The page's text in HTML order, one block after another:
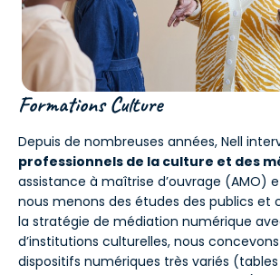
Formations Culture
Depuis de nombreuses années, Nell
professionnels de la culture et des
assistance à maîtrise d’ouvrage (AMO)
nous menons des études des publics et
la stratégie de médiation numérique
d’institutions culturelles, nous
dispositifs numériques très variés